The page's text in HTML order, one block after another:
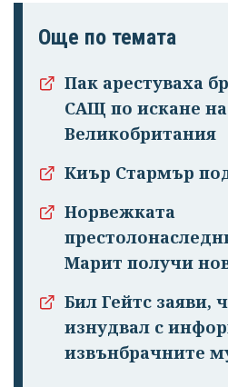
Още по темата
Пак арестуваха
САЩ по искане на
Великобритания
Киър Стармър
Норвежката
Марит получи
Бил Гейтс заяви,
изнудвал с
извънбрачните